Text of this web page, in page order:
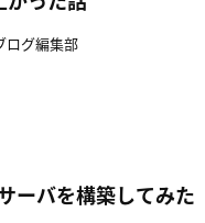
ログ編集部
ーバを構築してみた